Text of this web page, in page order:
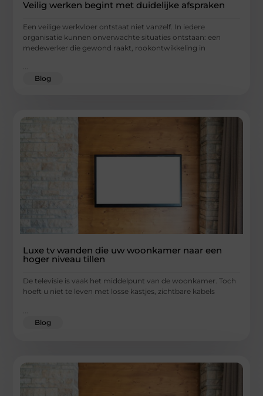
Veilig werken begint met duidelijke afspraken
Een veilige werkvloer ontstaat niet vanzelf. In iedere
organisatie kunnen onverwachte situaties ontstaan: een
medewerker die gewond raakt, rookontwikkeling in
...
Blog
Luxe tv wanden die uw woonkamer naar een
hoger niveau tillen
De televisie is vaak het middelpunt van de woonkamer. Toch
hoeft u niet te leven met losse kastjes, zichtbare kabels
Blog